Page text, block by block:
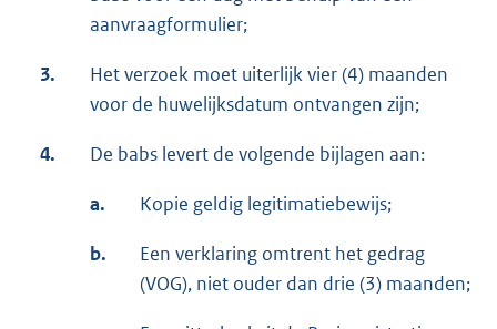
aanvraagformulier;
3.
Het verzoek moet uiterlijk vier (4) maanden
voor de huwelijksdatum ontvangen zijn;
4. De babs levert de volgende bijlagen aan:
a. Kopie geldig legitimatiebewijs;
b.
Een verklaring omtrent het gedrag
(VOG), niet ouder dan drie (3) maanden;